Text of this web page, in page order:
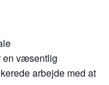
en væsentlig
arbejde med at